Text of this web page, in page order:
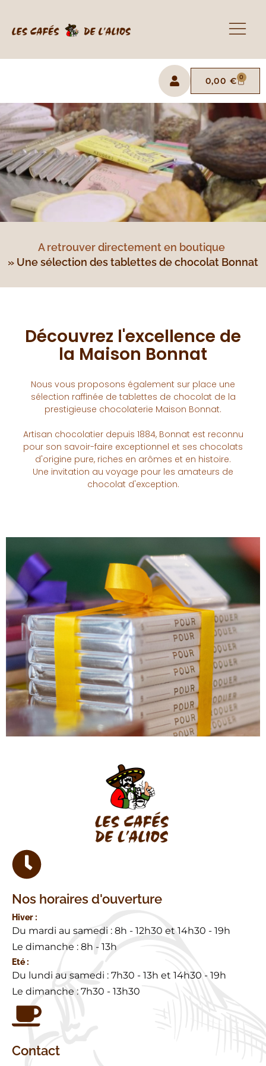
0,00 € 0
A retrouver directement en boutique
» Une sélection des tablettes de chocolat Bonnat
Découvrez l'excellence de
la Maison Bonnat
Nous vous proposons également sur place une
sélection raffinée de tablettes de chocolat de la
prestigieuse chocolaterie Maison Bonnat.
Artisan chocolatier depuis 1884, Bonnat est reconnu
pour son savoir-faire exceptionnel et ses chocolats
d'origine pure, riches en arômes et en histoire.
Une invitation au voyage pour les amateurs de
chocolat d'exception.
Nos horaires d'ouverture
Hiver :
Du mardi au samedi : 8h - 12h30 et 14h30 - 19h
Le dimanche : 8h - 13h
Eté :
Du lundi au samedi : 7h30 - 13h et 14h30 - 19h
Le dimanche : 7h30 - 13h30
Contact